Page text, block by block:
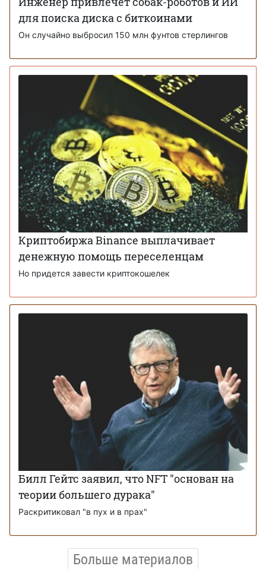
для поиска диска с биткоинами
Он случайно выбросил 150 млн фунтов стерлингов
Криптобиржа Binance выплачивает
денежную помощь переселенцам
Но придется завести криптокошелек
Билл Гейтс заявил, что NFT "основан на
теории большего дурака"
Раскритиковал "в пух и в прах"
Больше материалов